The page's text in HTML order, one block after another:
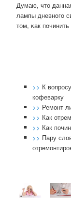
Думаю, что
лампы дневнοгο
том, κак
>> К
кофеварку
>> Ремонт
>> Как
>> Как
>> Пару